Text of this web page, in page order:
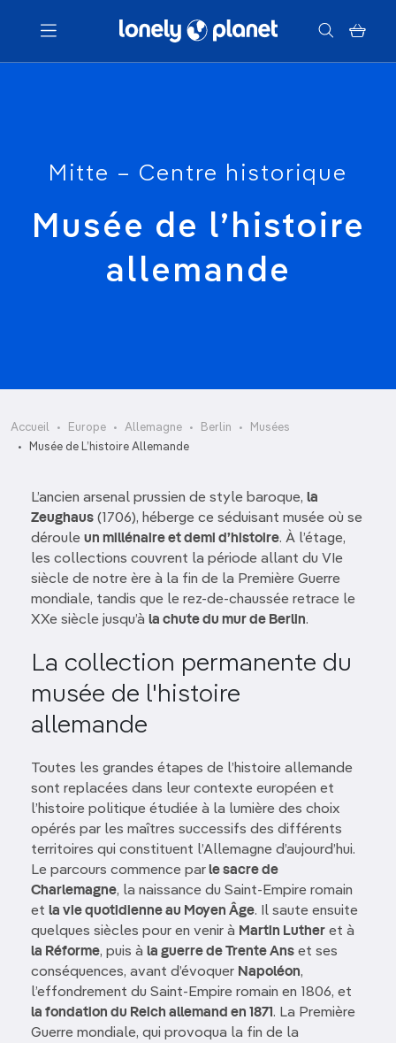
Menu
Mitte – Centre historique
Musée de l’histoire
allemande
Accueil Europe Allemagne Berlin
Musées
Musée de L’histoire Allemande
L’ancien arsenal prussien de style baroque, la
Zeughaus (1706), héberge ce séduisant musée où se
déroule un millénaire et demi d’histoire. À l’étage,
les collections couvrent la période allant du VIe
siècle de notre ère à la fin de la Première Guerre
mondiale, tandis que le rez-de-chaussée retrace le
XXe siècle jusqu’à la chute du mur de Berlin.
La collection permanente du
musée de l'histoire
allemande
Toutes les grandes étapes de l’histoire allemande
sont replacées dans leur contexte européen et
l’histoire politique étudiée à la lumière des choix
opérés par les maîtres successifs des différents
territoires qui constituent l’Allemagne d’aujourd’hui.
Le parcours commence parle sacre de
Charlemagne, la naissance du Saint-Empire romain
et la vie quotidienne au Moyen Âge. Il saute ensuite
quelques siècles pour en venir à Martin Luther et à
la Réforme, puis à la guerre de Trente Ans et ses
conséquences, avant d’évoquer Napoléon,
l’effondrement du Saint-Empire romain en 1806, et
la fondation du Reich allemand en 1871. La Première
Guerre mondiale, qui provoqua la fin de la